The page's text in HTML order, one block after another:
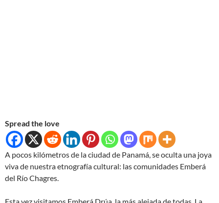
Spread the love
A pocos kilómetros de la ciudad de Panamá, se oculta una joya
viva de nuestra etnografía cultural: las comunidades Emberá
del Río Chagres.